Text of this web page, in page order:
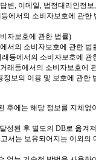
변, 이메일, 법정대리인정
에서의 소비자보호에 관
자보호에 관한 법률)
서의 소비자보호에 관한 법
등에서의 소비자보호에 관
래등에서의 소비자보호에
정보의 이용 및 보호에 관한
후에는 해당 정보를 지체
성된 후 별도의 DB로 옮
서는 보유되어지는 이외의